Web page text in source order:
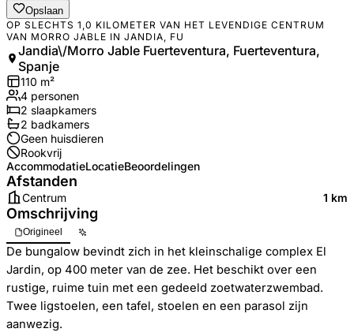
Opslaan
OP SLECHTS 1,0 KILOMETER VAN HET LEVENDIGE CENTRUM
VAN MORRO JABLE IN JANDIA, FU
Jandia\/Morro Jable Fuerteventura, Fuerteventura,
Spanje
110 m²
4 personen
2 slaapkamers
2 badkamers
Geen huisdieren
Rookvrij
AccommodatieLocatieBeoordelingen
Afstanden
Centrum 1 km
Omschrijving
Origineel
De bungalow bevindt zich in het kleinschalige complex El
Jardin, op 400 meter van de zee. Het beschikt over een
rustige, ruime tuin met een gedeeld zoetwaterzwembad.
Twee ligstoelen, een tafel, stoelen en een parasol zijn
aanwezig.